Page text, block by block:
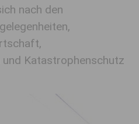
nach den
Katastrophenschutz